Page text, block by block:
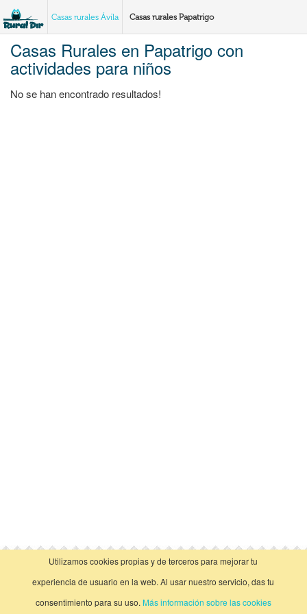
Casas rurales Ávila Casas rurales Papatrigo
Casas Rurales en Papatrigo con
actividades para niños
No se han encontrado resultados!
Utilizamos cookies propias y de terceros para mejorar tu
experiencia de usuario en la web. Al usar nuestro servicio, das tu
consentimiento para su uso. Más información sobre las cookies
vista clásica